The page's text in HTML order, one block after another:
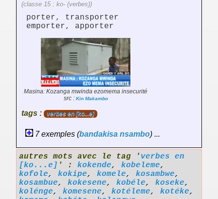
(classe 15 : ko- (verbes))
porter, transporter
emporter, apporter
Masina: Kozanga mwinda ezomema insecurité
src : Kin Makambo
tags : verbes en [ko...e]
7 exemples (bandakisa nsambo) ...
autres mots avec le tag ' verbes en
[ko...e] ' : kokende, kobeleme,
kofole, kokipe, komele, kosambwe,
kosambue, kokesene, kobéle, koseke,
kolénge, komesene, kotéleme, kotéke,